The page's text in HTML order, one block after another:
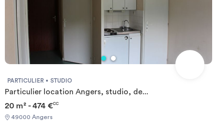
PARTICULIER STUDIO
Particulier location Angers, studio, de...
20 m² - 474 €CC
49000 Angers